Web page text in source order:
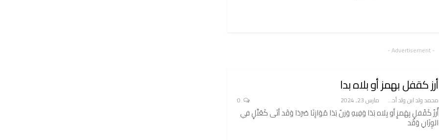
- Advertisement -
أرز كقفل بهمز أو بلاه بدا
محمد ولد ابن ولد أحميدا مارس 23, 2024
أُرزٌ كَقُفلٍ بِهَمزٍ أو بِلاه بَدَا وَفِيهِ وَزنٌ بَدَا مُوَازِنَا صُرَدَا وَقَد أتَى كَعُتَّلٍ في
الوِزَانِ وَقَد